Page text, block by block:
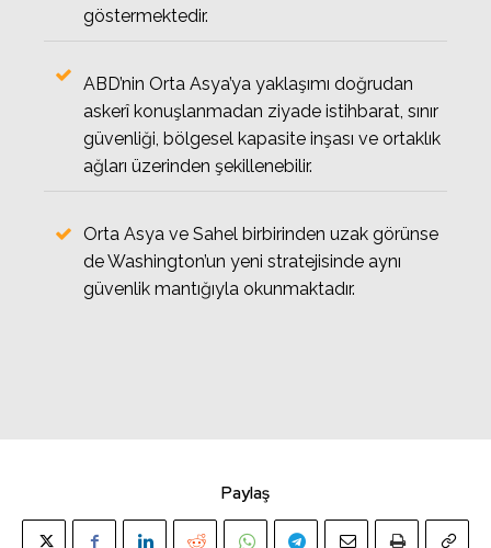
göstermektedir.
ABD’nin Orta Asya’ya yaklaşımı doğrudan
askerî konuşlanmadan ziyade istihbarat, sınır
güvenliği, bölgesel kapasite inşası ve ortaklık
ağları üzerinden şekillenebilir.
Orta Asya ve Sahel birbirinden uzak görünse
de Washington’un yeni stratejisinde aynı
güvenlik mantığıyla okunmaktadır.
Paylaş